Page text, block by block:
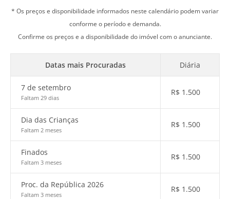
* Os preços e disponibilidade informados neste calendário podem variar
conforme o período e demanda.
Confirme os preços e a disponibilidade do imóvel com o anunciante.
Datas mais Procuradas Diária
7 de setembro
Faltam 29 dias
R$ 1.500
Dia das Crianças
Faltam 2 meses
R$ 1.500
Finados
Faltam 3 meses
R$ 1.500
Proc. da República 2026
Faltam 3 meses
R$ 1.500